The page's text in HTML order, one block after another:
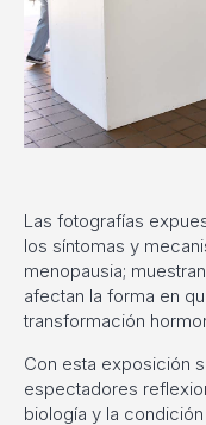
Las fotografías
los síntomas y
menopausia;
afectan la forma en
transformación
Con esta exposición
espectadores
biología y la